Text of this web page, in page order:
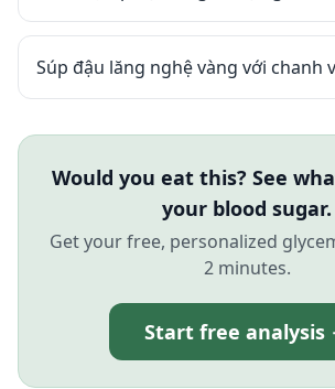
Súp đậu lăng nghệ vàng với chanh
Would you eat this? See
your blood sugar.
Get your free, personalized
2 minutes.
Start free analysis